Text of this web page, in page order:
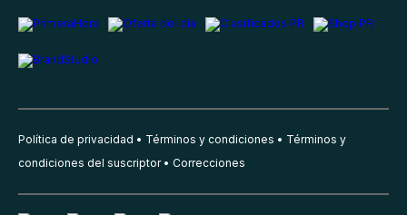
Política de privacidad Términos y condiciones
Términos y
condiciones del suscriptor
Correcciones